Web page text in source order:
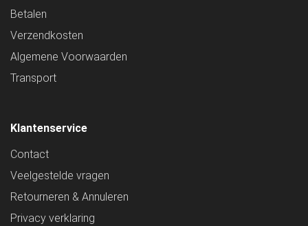
Betalen
Verzendkosten
Algemene Voorwaarden
Transport
Klantenservice
Contact
Veelgestelde vragen
Retourneren & Annuleren
Privacy verklaring